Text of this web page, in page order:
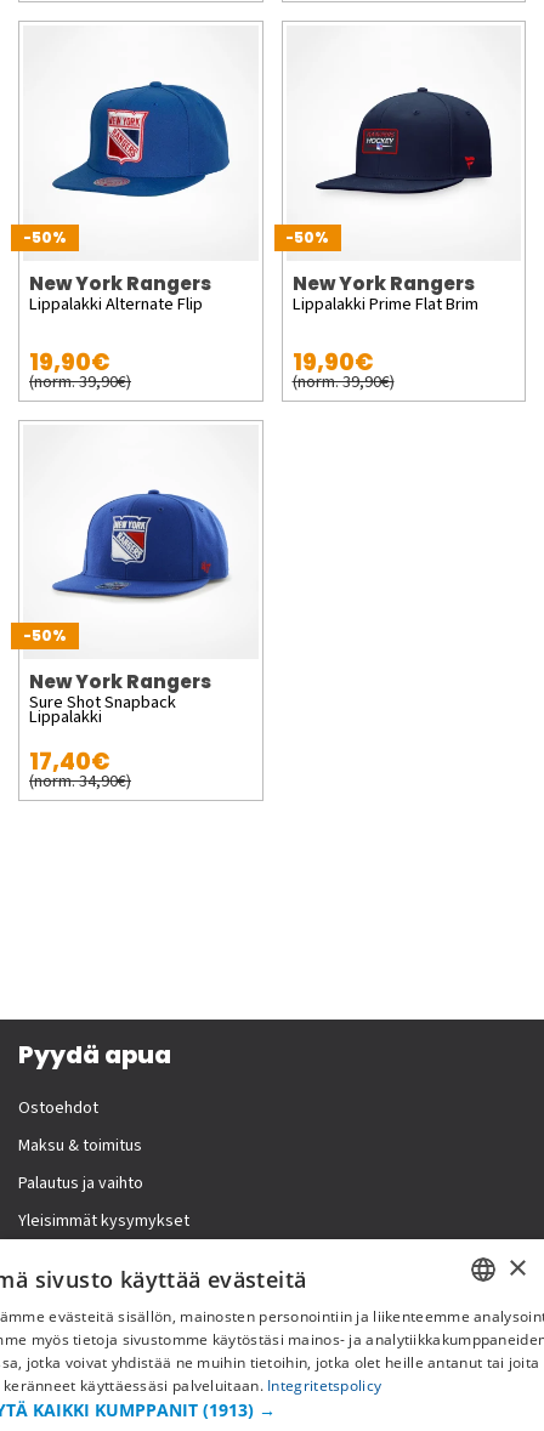
-50%
New York Rangers
Lippalakki Alternate Flip
19,90€
(norm. 39,90€)
-50%
New York Rangers
Lippalakki Prime Flat Brim
19,90€
(norm. 39,90€)
-50%
New York Rangers
Sure Shot Snapback
Lippalakki
17,40€
(norm. 34,90€)
Pyydä apua
Ostoehdot
Maksu & toimitus
Palautus ja vaihto
Yleisimmät kysymykset
Lisää meistä
Yritystiedot
FI
×
sivusto käyttää evästeitä
evästeitä sisällön, mainosten personointiin ja liikenteemme
myös tietoja sivustomme käytöstäsi mainos- ja
jotka voivat yhdistää ne muihin tietoihin, jotka olet heille antanut tai joita
keränneet käyttäessäsi palveluitaan. Integritetspolicy
KAIKKI KUMPPANIT (1913) →